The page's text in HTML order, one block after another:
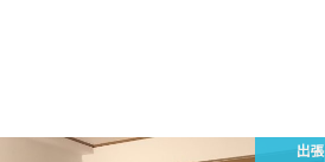
出張